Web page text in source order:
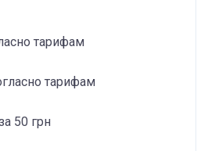
тарифам
тарифам
50 грн